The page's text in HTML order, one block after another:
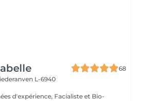
68
L-6940
d'expérience, Facialiste et Bio-